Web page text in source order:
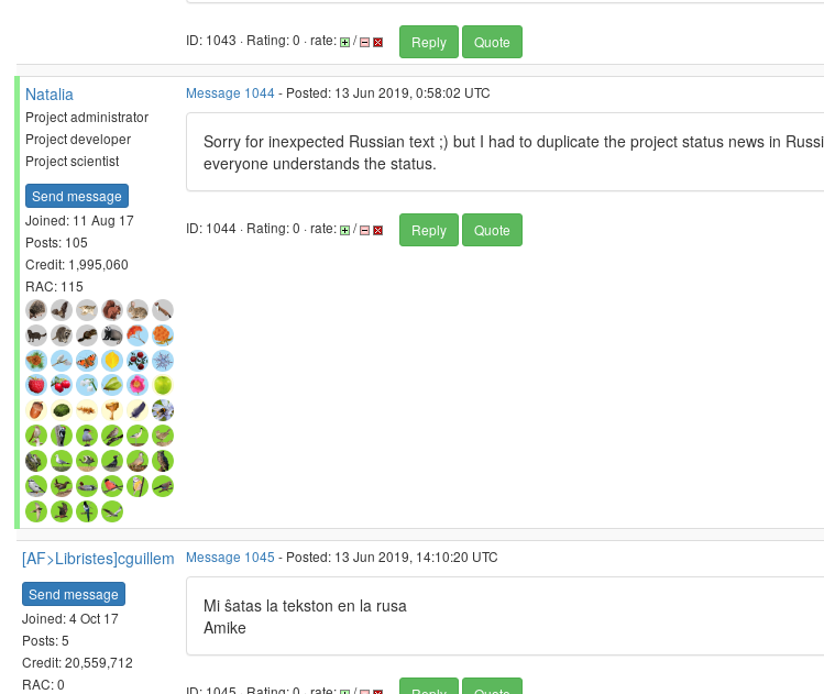
ID: 1043 · Rating: 0 · rate: / Reply Quote
Natalia
Project administrator
Project developer
Project scientist
Send message
Joined: 11 Aug 17
Posts: 105
Credit: 1,995,060
RAC: 115
Message 1044- Posted: 13 Jun 2019, 0:58:02 UTC
Sorry for inexpected Russian text ;) but I had to duplicate the project status news in
everyone understands the status.
ID: 1044 · Rating: 0 · rate: / Reply Quote
[AF>Libristes]cguillem
Send message
Joined: 4 Oct 17
Posts: 5
Credit: 20,559,712
RAC: 0
Message 1045 - Posted: 13 Jun 2019, 14:10:20 UTC
Mi ŝatas la tekston en la rusa
Amike